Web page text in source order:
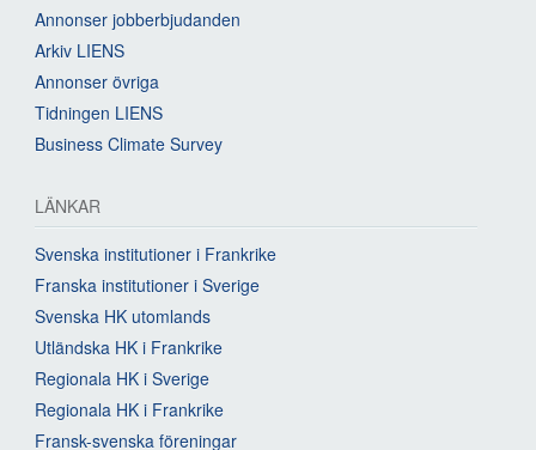
Annonser jobberbjudanden
Arkiv LIENS
Annonser övriga
Tidningen LIENS
Business Climate Survey
LÄNKAR
Svenska institutioner i Frankrike
Franska institutioner i Sverige
Svenska HK utomlands
Utländska HK i Frankrike
Regionala HK i Sverige
Regionala HK i Frankrike
Fransk-svenska föreningar